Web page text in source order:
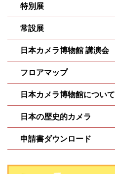
特別展
常設展
日本カメラ博物館 講演会
フロアマップ
日本カメラ博物館について
日本の歴史的カメラ
申請書ダウンロード